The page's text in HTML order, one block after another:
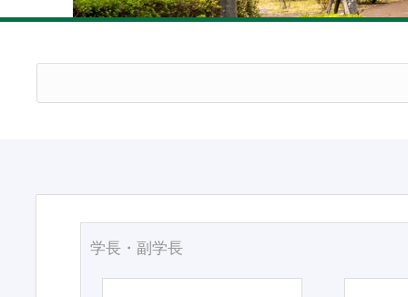
学長・副学長